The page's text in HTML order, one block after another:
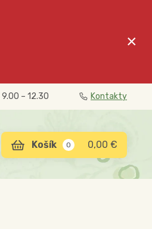
×
9.00 – 12.30 Kontakty
0,00 €
0